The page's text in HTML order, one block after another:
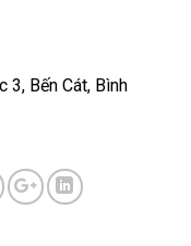
3, Bến Cát, Bình